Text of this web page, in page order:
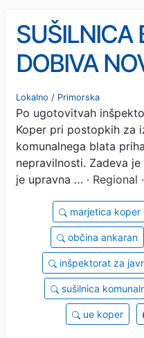
SUŠILNICA
DOBIVA
Po
ovadba?!
Lokalno / Primorska
Po ugotovitvah
Koper pri postopkih za
komunalnega blata
nepravilnosti. Zadeva
je upravna … · Regional
marjetica koper
občina ankaran
inšpektorat za
sušilnica
ue koper